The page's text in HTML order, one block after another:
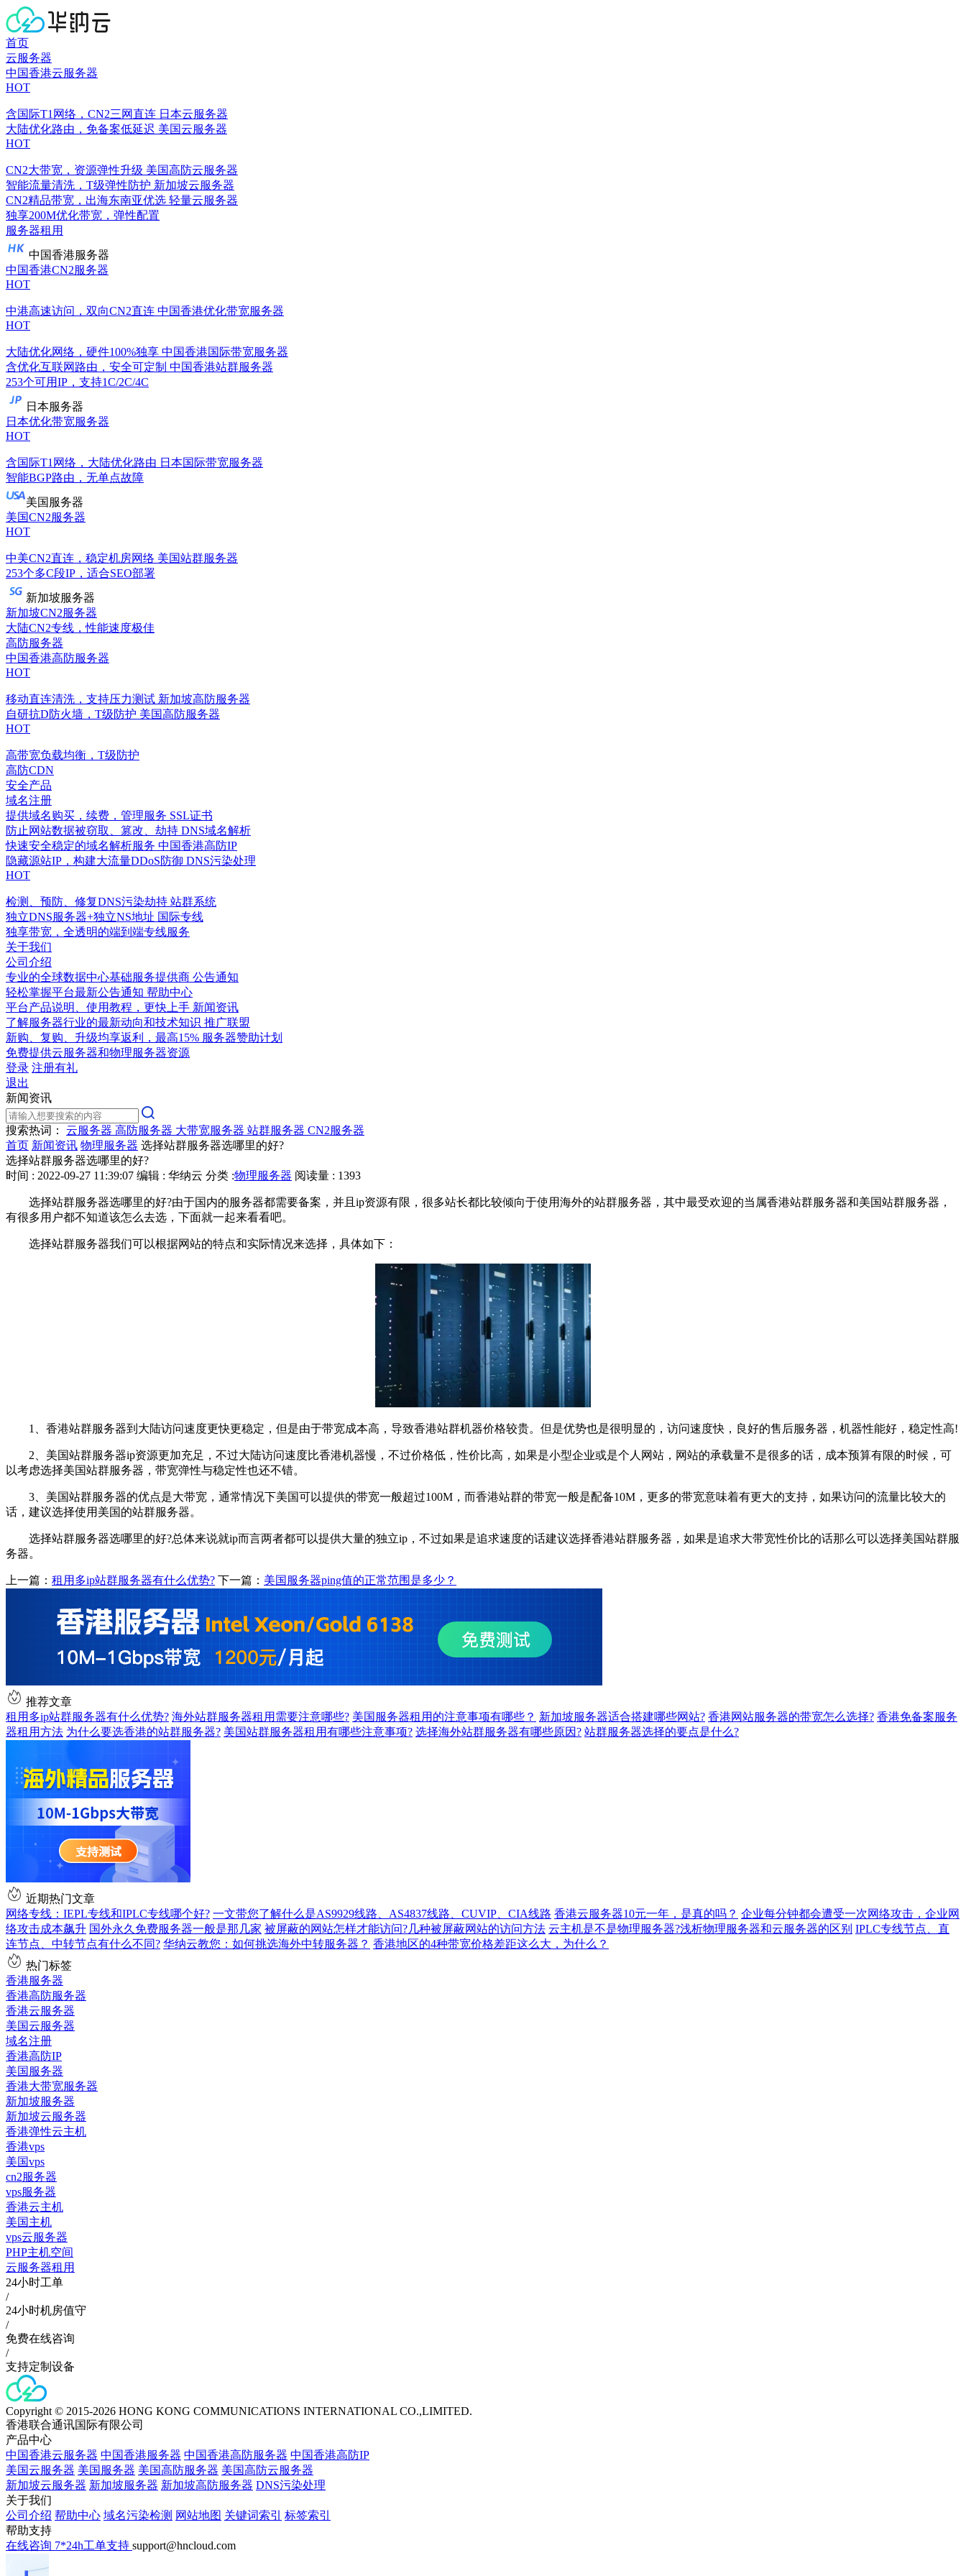
首页
云服务器
中国香港云服务器
HOT
含国际T1网络，CN2三网直连 日本云服务器
大陆优化路由，免备案低延迟 美国云服务器
HOT
CN2大带宽，资源弹性升级 美国高防云服务器
智能流量清洗，T级弹性防护 新加坡云服务器
CN2精品带宽，出海东南亚优选 轻量云服务器
独享200M优化带宽，弹性配置
服务器租用
中国香港服务器
中国香港CN2服务器
HOT
中港高速访问，双向CN2直连 中国香港优化带宽服务器
HOT
大陆优化网络，硬件100%独享 中国香港国际带宽服务器
含优化互联网路由，安全可定制 中国香港站群服务器
253个可用IP，支持1C/2C/4C
日本服务器
日本优化带宽服务器
HOT
含国际T1网络，大陆优化路由 日本国际带宽服务器
智能BGP路由，无单点故障
美国服务器
美国CN2服务器
HOT
中美CN2直连，稳定机房网络 美国站群服务器
253个多C段IP，适合SEO部署
新加坡服务器
新加坡CN2服务器
大陆CN2专线，性能速度极佳
高防服务器
中国香港高防服务器
HOT
移动直连清洗，支持压力测试 新加坡高防服务器
自研抗D防火墙，T级防护 美国高防服务器
HOT
高带宽负载均衡，T级防护
高防CDN
安全产品
域名注册
提供域名购买，续费，管理服务 SSL证书
防止网站数据被窃取、篡改、劫持 DNS域名解析
快速安全稳定的域名解析服务 中国香港高防IP
隐藏源站IP，构建大流量DDoS防御 DNS污染处理
HOT
检测、预防、修复DNS污染劫持 站群系统
独立DNS服务器+独立NS地址 国际专线
独享带宽，全透明的端到端专线服务
关于我们
公司介绍
专业的全球数据中心基础服务提供商 公告通知
轻松掌握平台最新公告通知 帮助中心
平台产品说明、使用教程，更快上手 新闻资讯
了解服务器行业的最新动向和技术知识 推广联盟
新购、复购、升级均享返利，最高15% 服务器赞助计划
免费提供云服务器和物理服务器资源
登录 注册有礼
退出
新闻资讯
搜索热词： 云服务器 高防服务器 大带宽服务器 站群服务器 CN2服务器
首页 新闻资讯 物理服务器 选择站群服务器选哪里的好?
选择站群服务器选哪里的好?
时间 : 2022-09-27 11:39:07 编辑 : 华纳云 分类 :物理服务器 阅读量 : 1393
选择站群服务器选哪里的好?由于国内的服务器都需要备案，并且ip资源有限，很多站长都比较倾向于使用海外的站群服务器，其中最受欢迎的当属香港站群服务器和美国站群服务器，
有很多用户都不知道该怎么去选，下面就一起来看看吧。
选择站群服务器我们可以根据网站的特点和实际情况来选择，具体如下：
1、香港站群服务器到大陆访问速度更快更稳定，但是由于带宽成本高，导致香港站群机器价格较贵。但是优势也是很明显的，访问速度快，良好的售后服务器，机器性能好，稳定性高!
2、美国站群服务器ip资源更加充足，不过大陆访问速度比香港机器慢，不过价格低，性价比高，如果是小型企业或是个人网站，网站的承载量不是很多的话，成本预算有限的时候，可
以考虑选择美国站群服务器，带宽弹性与稳定性也还不错。
3、美国站群服务器的优点是大带宽，通常情况下美国可以提供的带宽一般超过100M，而香港站群的带宽一般是配备10M，更多的带宽意味着有更大的支持，如果访问的流量比较大的
话，建议选择使用美国的站群服务器。
选择站群服务器选哪里的好?总体来说就ip而言两者都可以提供大量的独立ip，不过如果是追求速度的话建议选择香港站群服务器，如果是追求大带宽性价比的话那么可以选择美国站群服
务器。
上一篇： 租用多ip站群服务器有什么优势? 下一篇： 美国服务器ping值的正常范围是多少？
推荐文章
租用多ip站群服务器有什么优势? 海外站群服务器租用需要注意哪些? 美国服务器租用的注意事项有哪些？ 新加坡服务器适合搭建哪些网站? 香港网站服务器的带宽怎么选择? 香港免备案服务
器租用方法 为什么要选香港的站群服务器? 美国站群服务器租用有哪些注意事项? 选择海外站群服务器有哪些原因? 站群服务器选择的要点是什么?
近期热门文章
网络专线：IEPL专线和IPLC专线哪个好? 一文带您了解什么是AS9929线路、AS4837线路、CUVIP、CIA线路 香港云服务器10元一年，是真的吗？ 企业每分钟都会遭受一次网络攻击，企业网
络攻击成本飙升 国外永久免费服务器一般是那几家 被屏蔽的网站怎样才能访问?几种被屏蔽网站的访问方法 云主机是不是物理服务器?浅析物理服务器和云服务器的区别 IPLC专线节点、直
连节点、中转节点有什么不同? 华纳云教您：如何挑选海外中转服务器？ 香港地区的4种带宽价格差距这么大，为什么？
热门标签
香港服务器
香港高防服务器
香港云服务器
美国云服务器
域名注册
香港高防IP
美国服务器
香港大带宽服务器
新加坡服务器
新加坡云服务器
香港弹性云主机
香港vps
美国vps
cn2服务器
vps服务器
香港云主机
美国主机
vps云服务器
PHP主机空间
云服务器租用
24小时工单
/
24小时机房值守
/
免费在线咨询
/
支持定制设备
Copyright © 2015-2026 HONG KONG COMMUNICATIONS INTERNATIONAL CO.,LIMITED.
香港联合通讯国际有限公司
产品中心
中国香港云服务器 中国香港服务器 中国香港高防服务器 中国香港高防IP
美国云服务器 美国服务器 美国高防服务器 美国高防云服务器
新加坡云服务器 新加坡服务器 新加坡高防服务器 DNS污染处理
关于我们
公司介绍 帮助中心 域名污染检测 网站地图 关键词索引
标签索引
帮助支持
在线咨询 7*24h工单支持 support@hncloud.com